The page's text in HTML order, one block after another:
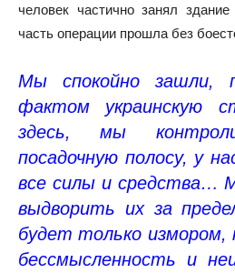
человек частично занял
часть операции прошла без
Мы спокойно зашли,
фактом украинскую
здесь, мы
посадочную полосу, у
все силы и средства…
выдворить их за
будет только измором,
бессмысленность и